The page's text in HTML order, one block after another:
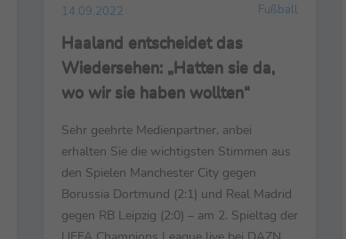
14.09.2022 Fußball
Haaland entscheidet das
Wiedersehen: „Hatten sie da,
wo wir sie haben wollten“
Sehr geehrte Medienpartner, anbei
erhalten Sie die wichtigsten Stimmen aus
den Spielen Manchester City gegen
Borussia Dortmund (2:1) und Real Madrid
gegen RB Leipzig (2:0) – am 2. Spieltag der